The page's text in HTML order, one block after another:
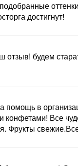
достигнут!
будем
помощь в
конфетами! Все
Фрукты